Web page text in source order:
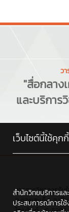
ว
"สื่อกลาง
และบริกา
วารสารวิชาการรั
อ.ดอยสะเก็ด จ.เชี
เว็บไซต์นี้ใช้คุกกี้
สำนักวิทยบริการแล
ประสบการณ์การใ